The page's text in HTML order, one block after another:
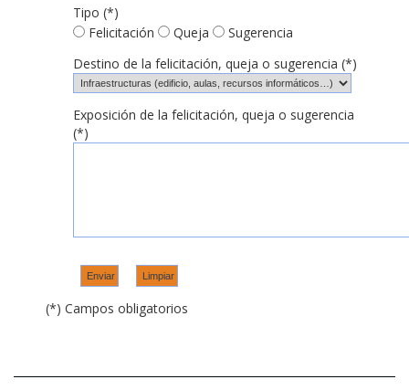
Tipo (*)
Felicitación
Queja
Sugerencia
Destino de la felicitación, queja o sugerencia (*)
Exposición de la felicitación, queja o sugerencia
(*)
(*) Campos obligatorios